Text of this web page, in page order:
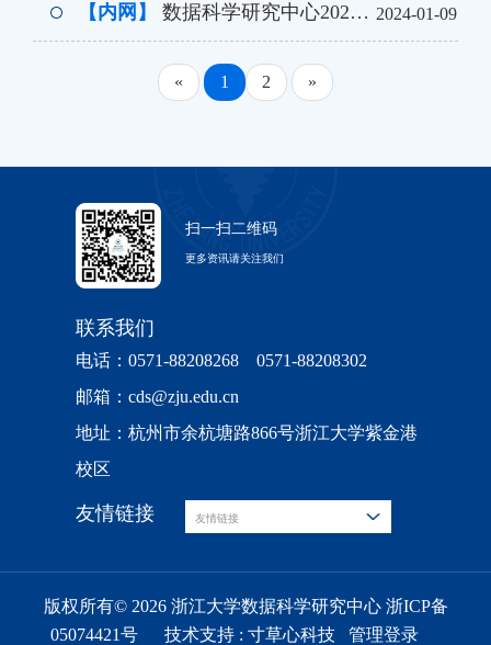
2024-01-09
【内网】 数据科学研究中心2023年度教职工师德考核和年度考核结果公示
« 1 2 »
扫一扫二维码
更多资讯请关注我们
联系我们
电话：0571-88208268 0571-88208302
邮箱：cds@zju.edu.cn
地址：杭州市余杭塘路866号浙江大学紫金港
校区
友情链接 友情链接
版权所有© 2026 浙江大学数据科学研究中心 浙ICP备
05074421号
技术支持 : 寸草心科技 管理登录